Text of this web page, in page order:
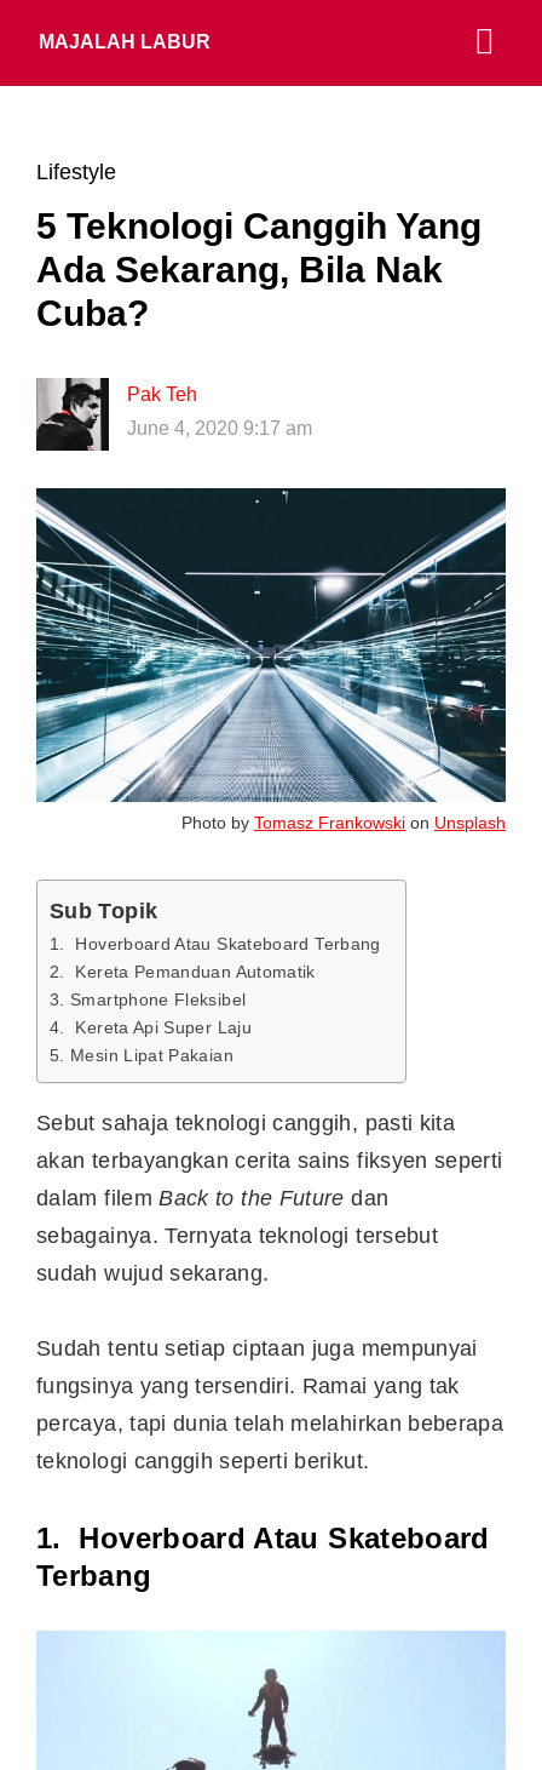
MAJALAH LABUR
Lifestyle
5 Teknologi Canggih Yang
Ada Sekarang, Bila Nak
Cuba?
Pak Teh
June 4, 2020 9:17 am
Photo by Tomasz Frankowski on Unsplash
Sub Topik
1. Hoverboard Atau Skateboard Terbang
2. Kereta Pemanduan Automatik
3. Smartphone Fleksibel
4. Kereta Api Super Laju
5. Mesin Lipat Pakaian
Sebut sahaja teknologi canggih, pasti kita
akan terbayangkan cerita sains fiksyen seperti
dalam filemBack to the Futuredan
sebagainya. Ternyata teknologi tersebut
sudah wujud sekarang.
Sudah tentu setiap ciptaan juga mempunyai
fungsinya yang tersendiri. Ramai yang tak
percaya, tapi dunia telah melahirkan beberapa
teknologi canggih seperti berikut.
1. Hoverboard Atau Skateboard
Terbang